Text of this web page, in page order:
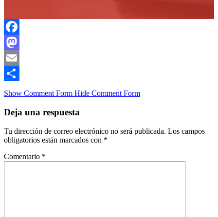
Facebook
Mastodon
Email
Compartir
Show Comment Form Hide Comment Form
Deja una respuesta
Tu dirección de correo electrónico no será publicada. Los campos
obligatorios están marcados con *
Comentario *